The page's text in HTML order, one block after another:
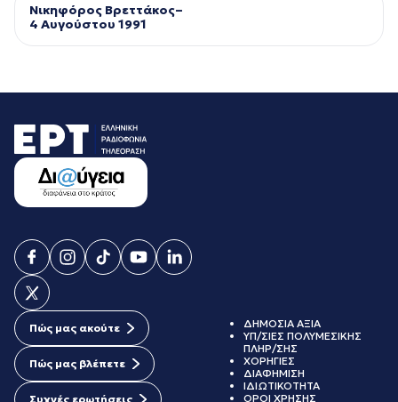
Νικηφόρος Βρεττάκος–
4 Αυγούστου 1991
Πώς μας ακούτε
Πώς μας βλέπετε
Συχνές ερωτήσεις
ΔΗΜΟΣΙΑ ΑΞΙΑ
ΥΠ/ΣΙΕΣ ΠΟΛΥΜΕΣΙΚΗΣ
ΠΛΗΡ/ΣΗΣ
ΧΟΡΗΓΙΕΣ
ΔΙΑΦΗΜΙΣΗ
ΙΔΙΩΤΙΚΟΤΗΤΑ
ΟΡΟΙ ΧΡΗΣΗΣ